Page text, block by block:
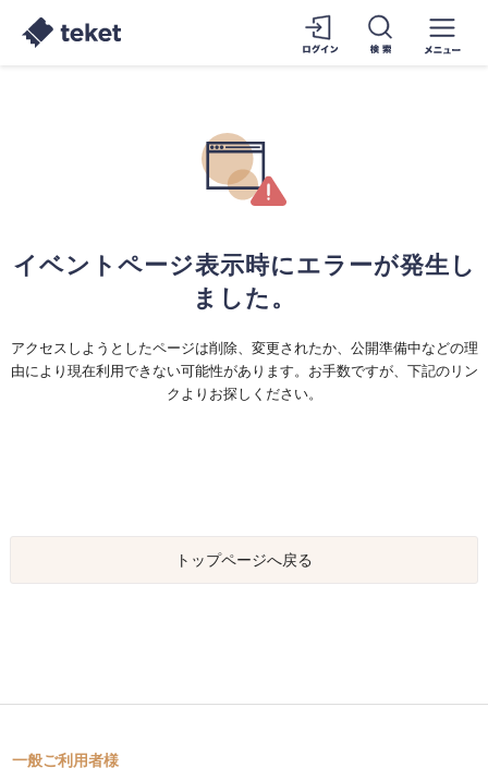
イベントページ表示時にエラーが発生し
ました。
アクセスしようとしたページは削除、変更されたか、公開準備中などの理
由により現在利用できない可能性があります。お手数ですが、下記のリン
クよりお探しください。
トップページへ戻る
一般ご利用者様